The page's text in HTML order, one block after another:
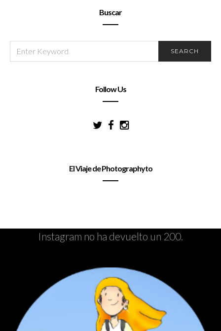
Buscar
FOR:
SEARCH
Follow Us
El Viaje de Photographyto
Instagram no ha devuelto un 200.